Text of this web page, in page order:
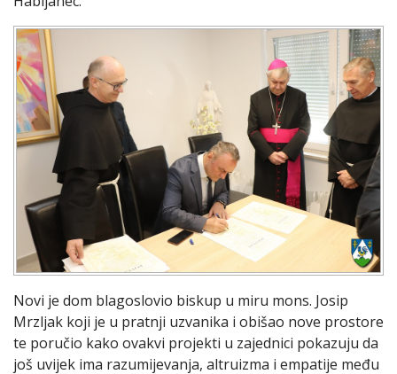
Novi je dom blagoslovio biskup u miru mons. Josip
Mrzljak koji je u pratnji uzvanika i obišao nove prostore
te poručio kako ovakvi projekti u zajednici pokazuju da
još uvijek ima razumijevanja, altruizma i empatije među